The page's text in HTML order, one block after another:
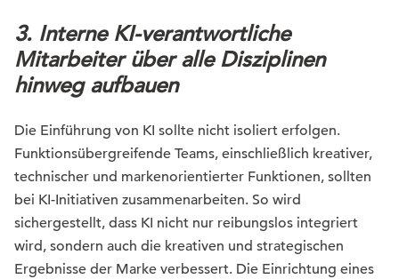
3. Interne KI-verantwortliche
Mitarbeiter über alle Disziplinen
hinweg aufbauen
Die Einführung von KI sollte nicht isoliert erfolgen.
Funktionsübergreifende Teams, einschließlich kreativer,
technischer und markenorientierter Funktionen, sollten
bei KI-Initiativen zusammenarbeiten. So wird
sichergestellt, dass KI nicht nur reibungslos integriert
wird, sondern auch die kreativen und strategischen
Ergebnisse der Marke verbessert. Die Einrichtung eines